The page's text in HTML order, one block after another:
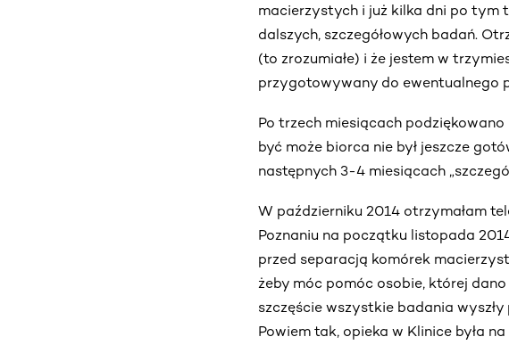
macierzystych i już kilka dni po tym
dalszych, szczegółowych badań.
(to zrozumiałe) i że jestem w
przygotowywany do ewentualnego
Po trzech miesiącach
być może biorca nie był jeszcze
następnych 3-4 miesiącach
W październiku 2014 otrzymałam
Poznaniu na początku listopada
przed separacją komórek
żeby móc pomóc osobie, której
szczęście wszystkie badania
Powiem tak, opieka w Klinice była